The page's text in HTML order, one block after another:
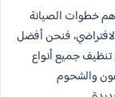
خطوات الصيانة
فنحن أفضل
تنظيف جميع أنواع
والشحوم